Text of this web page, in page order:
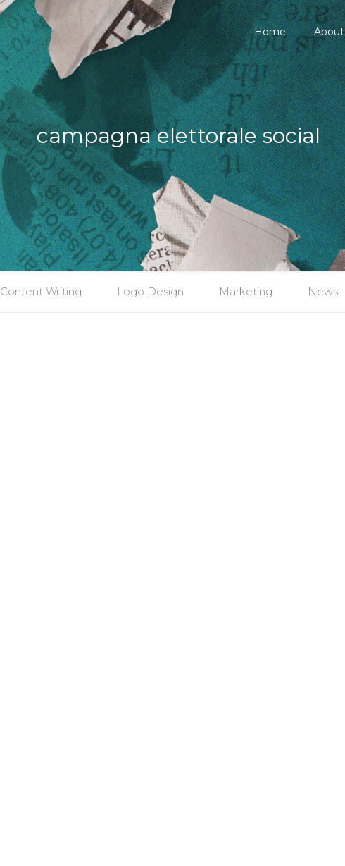
Home About
campagna elettorale social
Content Writing Logo Design Marketing News